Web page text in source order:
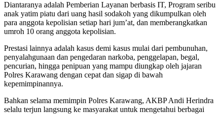
Diantaranya adalah Pemberian Layanan berbasis IT, Program seribu
anak yatim piatu dari uang hasil sodakoh yang dikumpulkan oleh
para anggota kepolisian setiap hari jum’at, dan memberangkatkan
umroh 10 orang anggota kepolisian.
Prestasi lainnya adalah kasus demi kasus mulai dari pembunuhan,
penyalahgunaan dan pengedaran narkoba, penggelapan, begal,
pencurian, hingga penipuan yang mampu diungkap oleh jajaran
Polres Karawang dengan cepat dan sigap di bawah
kepemimpinannya.
Bahkan selama memimpin Polres Karawang, AKBP Andi Herindra
selalu terjun langsung ke masyarakat untuk mengetahui berbagai